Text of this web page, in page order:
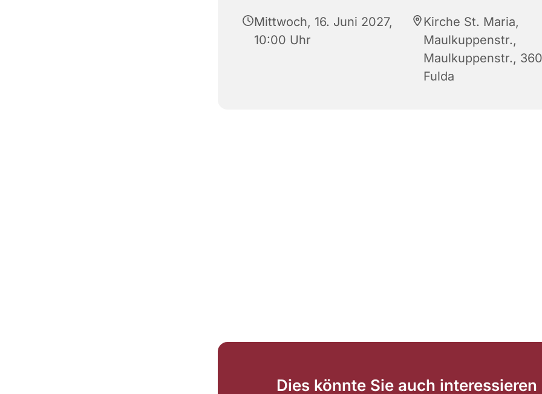
Mittwoch, 16. Juni 2027,
10:00 Uhr
Kirche St. Maria,
Maulkuppenstr.,
Maulkuppenstr.,
Fulda
Dies könnte Sie auch interessieren